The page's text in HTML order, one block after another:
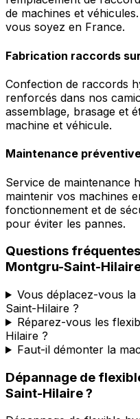
de machines et
vous soyez en France.
Fabrication raccords
Confection de raccords
renforcés dans nos
assemblage, brasage et
machine et véhicule.
Maintenance
Service de maintenance
maintenir vos machines
fonctionnement et de
pour éviter les pannes.
Questions
Montgru-Saint-
Vous déplacez-vous
Saint-Hilaire ?
Réparez-vous les
Hilaire ?
Faut-il démonter la
Dépannage de
Saint-Hilaire?